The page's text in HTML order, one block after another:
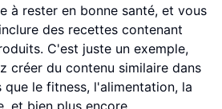
à rester en bonne santé, et vous
des recettes contenant
C'est juste un exemple,
créer du contenu similaire dans
que le fitness, l'alimentation, la
et bien plus encore.